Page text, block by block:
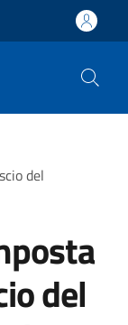
del
del